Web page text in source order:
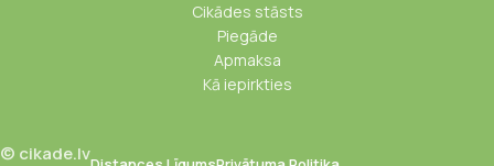
Cikādes stāsts
Piegāde
Apmaksa
Kā iepirkties
© cikade.lv